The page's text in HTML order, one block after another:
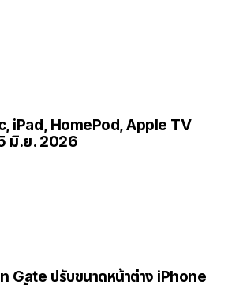
iPad, HomePod, Apple TV
มิ.ย. 2026
Gate ปรับขนาดหน้าต่าง iPhone